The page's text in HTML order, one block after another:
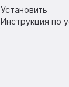
Установить
Инструкция по